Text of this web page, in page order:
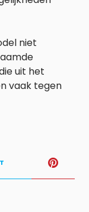
niet
uit het
vaak tegen